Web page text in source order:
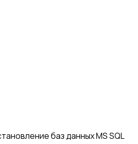
баз данных MS SQL